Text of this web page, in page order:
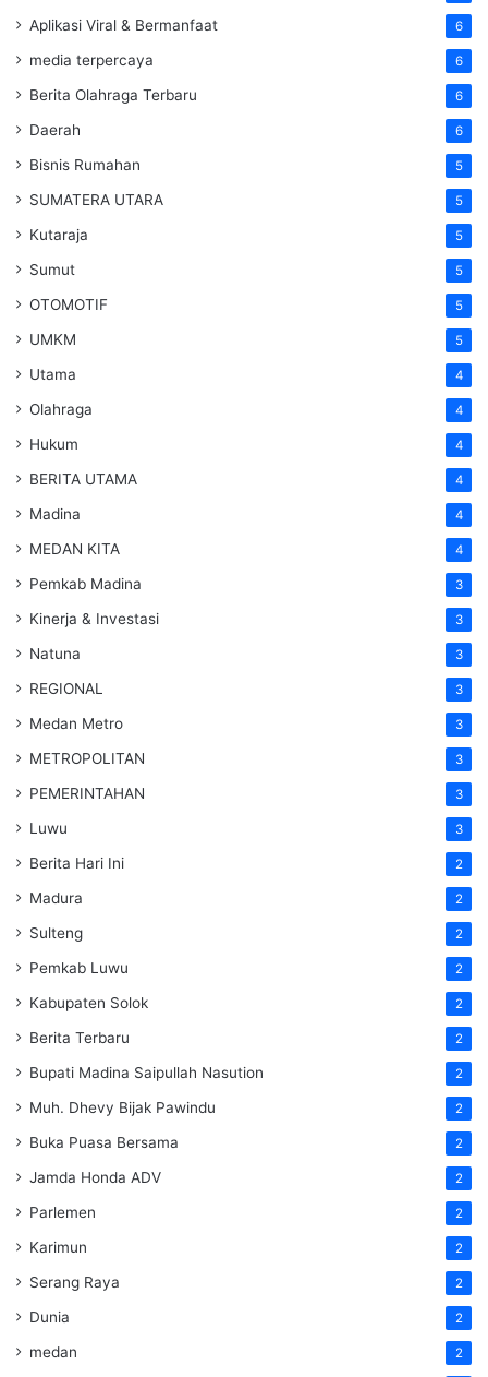
Aplikasi Viral & Bermanfaat 6
media terpercaya 6
Berita Olahraga Terbaru 6
Daerah 6
Bisnis Rumahan 5
SUMATERA UTARA 5
Kutaraja 5
Sumut 5
OTOMOTIF 5
UMKM 5
Utama 4
Olahraga 4
Hukum 4
BERITA UTAMA 4
Madina 4
MEDAN KITA 4
Pemkab Madina 3
Kinerja & Investasi 3
Natuna 3
REGIONAL 3
Medan Metro 3
METROPOLITAN 3
PEMERINTAHAN 3
Luwu 3
Berita Hari Ini 2
Madura 2
Sulteng 2
Pemkab Luwu 2
Kabupaten Solok 2
Berita Terbaru 2
Bupati Madina Saipullah Nasution 2
Muh. Dhevy Bijak Pawindu 2
Buka Puasa Bersama 2
Jamda Honda ADV 2
Parlemen 2
Karimun 2
Serang Raya 2
Dunia 2
medan 2